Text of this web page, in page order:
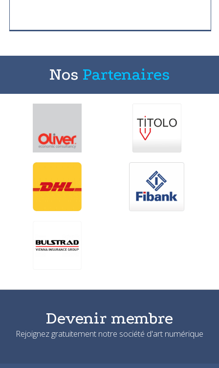
Nos Partenaires
Devenir membre
Rejoignez gratuitement notre société d'art numérique